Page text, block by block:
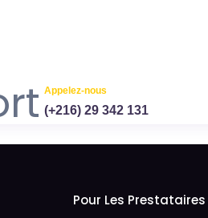
Appelez-nous
(+216) 29 342 131
Pour Les Prestataires